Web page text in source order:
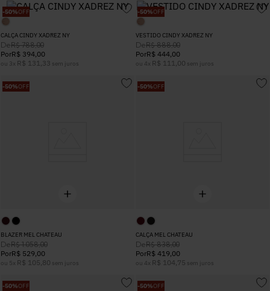
-50%OFF
CALÇA CINDY XADREZ NY
DeR$ 788,00
PorR$ 394,00
ou 3 x R$ 131, 33 sem juros
-50%OFF
VESTIDO CINDY XADREZ NY
DeR$ 888,00
PorR$ 444,00
ou 4 x R$ 111,00 sem juros
-50%OFF
BLAZER MEL CHATEAU
DeR$ 1.058,00
PorR$ 529,00
ou 5 x R$ 105,80 sem juros
-50%OFF
CALÇA MEL CHATEAU
DeR$ 838,00
PorR$ 419,00
ou 4 x R$ 104,75 sem juros
-50%OFF -50%OFF
5 º Calça
6º
Vestido Branco